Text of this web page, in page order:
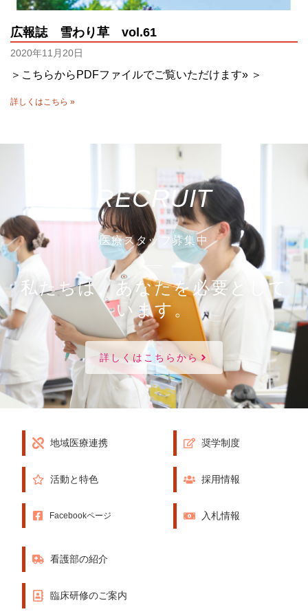
広報誌 雪わり草 vol.61
2020年11月20日
＞こちらからPDFファイルでご覧いただけます» ＞
詳しくはこちら »
RECRUIT
医療スタッフ募集中
私たちは、あなたを必要として
います。
詳しくはこちらから
地域医療連携
活動と特色
Facebookページ
奨学制度
採用情報
入札情報
看護部の紹介
臨床研修のご案内